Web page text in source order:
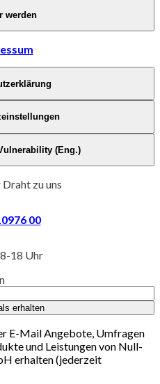
werden
(Eng.)
zu uns
00
18 Uhr
erhalten
E-Mail Angebote, Umfragen
und Leistungen von Null-
erhalten (jederzeit